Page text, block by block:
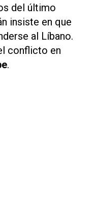
del último
insiste en que
al Líbano.
conflicto en
.